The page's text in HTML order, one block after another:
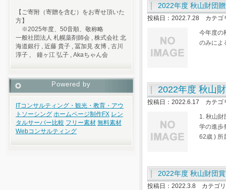
2022年度 秋山財団
投稿日：2022.7.28 カテゴ
今年度の
のみによ
2022年度 秋山
投稿日：2022.6.17 カテゴ
1. 秋山
学の進歩
62歳 )
2022年度 秋山財団
投稿日：2022.3.8 カテゴ
【ご寄附（寄贈を含む）をお寄せ頂いた
方】
※2025年度、50音順、敬称略
一般社団法人 札幌薬剤師会 , 株式会社 北
海道銀行 , 近藤 貴子 , 冨加見 友博 , 古川
淳子 , 鐘ヶ江 弘子 , Akaちゃん会
Powered by
ITコンサルティング・観光・教育・アウ
トソーシング ホームページ制作FX レン
タルサーバー比較 フリー素材 無料素材
Webコンサルティング